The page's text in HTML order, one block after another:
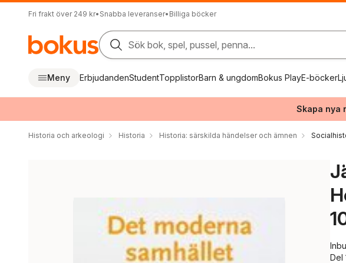
Fri frakt över 249 kr• Snabba leveranser• Billiga böcker
Sök bok, spel, pussel, penna...
Meny ErbjudandenStudentTopplistorBarn & ungdomBokus PlayE-böcker
Skapa nya
Historia och arkeologi Historia Historia: särskilda händelser och ämnen
Del